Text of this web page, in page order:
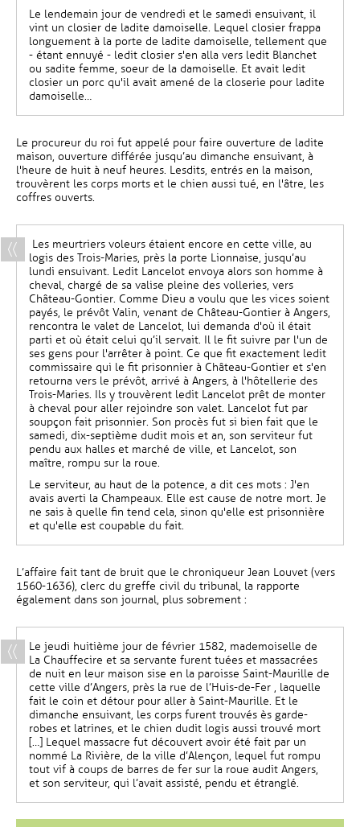
Le lendemain jour de vendredi et le samedi ensuivant, il
vint un closier de ladite damoiselle. Lequel closier frappa
longuement à la porte de ladite damoiselle, tellement que
- étant ennuyé - ledit closier s'en alla vers ledit Blanchet
ou sadite femme, soeur de la damoiselle. Et avait ledit
closier un porc qu'il avait amené de la closerie pour ladite
damoiselle…
Le procureur du roi fut appelé pour faire ouverture de ladite
maison, ouverture différée jusqu’au dimanche ensuivant, à
l'heure de huit à neuf heures. Lesdits, entrés en la maison,
trouvèrent les corps morts et le chien aussi tué, en l'âtre, les
coffres ouverts.
Les meurtriers voleurs étaient encore en cette ville, au
logis des Trois-Maries, près la porte Lionnaise, jusqu’au
lundi ensuivant. Ledit Lancelot envoya alors son homme à
cheval, chargé de sa valise pleine des volleries, vers
Château-Gontier. Comme Dieu a voulu que les vices soient
payés, le prévôt Valin, venant de Château-Gontier à Angers,
rencontra le valet de Lancelot, lui demanda d'où il était
parti et où était celui qu’il servait. Il le fit suivre par l'un de
ses gens pour l'arrêter à point. Ce que fit exactement ledit
commissaire qui le fit prisonnier à Château-Gontier et s'en
retourna vers le prévôt, arrivé à Angers, à l'hôtellerie des
Trois-Maries. Ils y trouvèrent ledit Lancelot prêt de monter
à cheval pour aller rejoindre son valet. Lancelot fut par
soupçon fait prisonnier. Son procès fut si bien fait que le
samedi, dix-septième dudit mois et an, son serviteur fut
pendu aux halles et marché de ville, et Lancelot, son
maître, rompu sur la roue.
Le serviteur, au haut de la potence, a dit ces mots : J'en
avais averti la Champeaux. Elle est cause de notre mort. Je
ne sais à quelle fin tend cela, sinon qu'elle est prisonnière
et qu'elle est coupable du fait.
L’affaire fait tant de bruit que le chroniqueur Jean Louvet (vers
1560-1636), clerc du greffe civil du tribunal, la rapporte
également dans son journal, plus sobrement :
Le jeudi huitième jour de février 1582, mademoiselle de
La Chauffecire et sa servante furent tuées et massacrées
de nuit en leur maison sise en la paroisse Saint-Maurille de
cette ville d’Angers, près la rue de l’Huis-de-Fer , laquelle
fait le coin et détour pour aller à Saint-Maurille. Et le
dimanche ensuivant, les corps furent trouvés ès garde-
robes et latrines, et le chien dudit logis aussi trouvé mort
[…] Lequel massacre fut découvert avoir été fait par un
nommé La Rivière, de la ville d’Alençon, lequel fut rompu
tout vif à coups de barres de fer sur la roue audit Angers,
et son serviteur, qui l’avait assisté, pendu et étranglé.